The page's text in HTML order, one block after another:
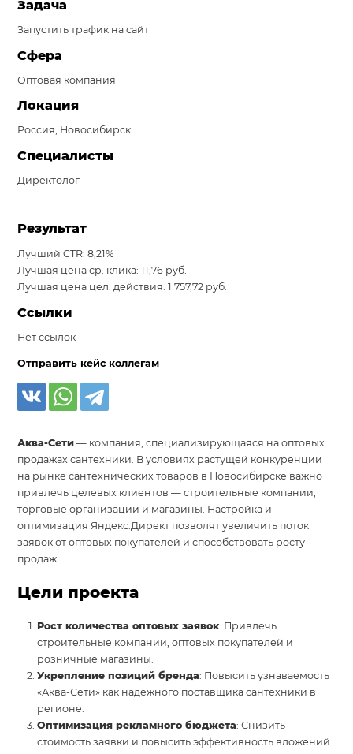
Система продаж для мебельного бизнеса
Система продаж для туристического бизнеса
Повышение конверсии сайтов
Блог
Задача
Запустить трафик на сайт
Сфера
Оптовая компания
Локация
Россия, Новосибирск
Специалисты
Директолог
Результат
Лучший CTR: 8,21%
Лучшая цена ср. клика: 11,76 руб.
Лучшая цена цел. действия: 1 757,72 руб.
Ссылки
Нет ссылок
Отправить кейс коллегам
Аква-Сети — компания, специализирующаяся на оптовых
продажах сантехники. В условиях растущей конкуренции
на рынке сантехнических товаров в Новосибирске важно
привлечь целевых клиентов — строительные компании,
торговые организации и магазины. Настройка и
оптимизация Яндекс.Директ позволят увеличить поток
заявок от оптовых покупателей и способствовать росту
продаж.
Цели проекта
Рост количества оптовых заявок: Привлечь
строительные компании, оптовых покупателей и
розничные магазины.
Укрепление позиций бренда: Повысить узнаваемость
«Аква-Сети» как надежного поставщика сантехники в
регионе.
Оптимизация рекламного бюджета: Снизить
стоимость заявки и повысить эффективность вложений